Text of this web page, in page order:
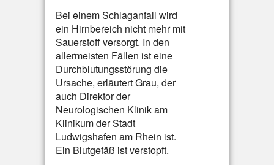
Bei einem Schlaganfall wird
ein Hirnbereich nicht mehr mit
Sauerstoff versorgt. In den
allermeisten Fällen ist eine
Durchblutungsstörung die
Ursache, erläutert Grau, der
auch Direktor der
Neurologischen Klinik am
Klinikum der Stadt
Ludwigshafen am Rhein ist.
Ein Blutgefäß ist verstopft.